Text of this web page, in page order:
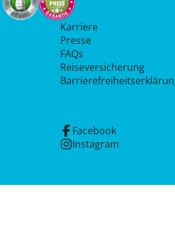
Karriere
Presse
FAQs
Reiseversicherung
Facebook
Instagram